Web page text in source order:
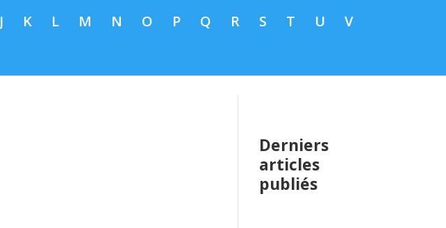
J K L M N O P Q R S T U
V
Derniers
articles
publiés